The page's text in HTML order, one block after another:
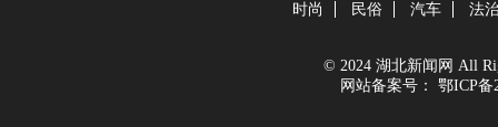
时尚 民俗 汽车 法
© 2024 湖北新闻网 All
网站备案号：
鄂ICP备